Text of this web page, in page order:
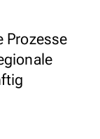
Prozesse